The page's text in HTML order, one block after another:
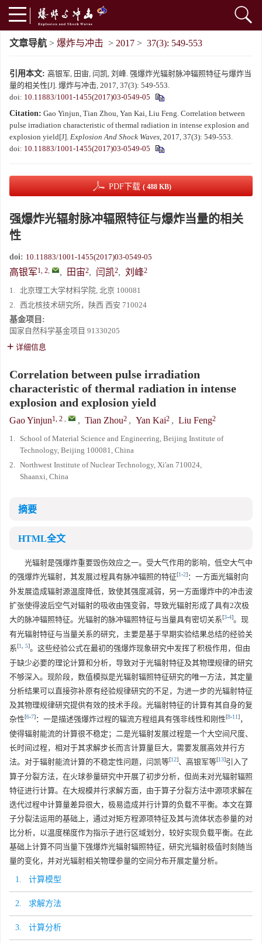
文章导航 > 爆炸与冲击 > 2017 > 37(3): 549-553
引用本文: 高银军, 田宙, 闫凯, 刘峰. 强爆炸光辐射脉冲辐照特征与爆炸当
量的相关性[J]. 爆炸与冲击, 2017, 37(3): 549-553.
doi: 10.11883/1001-1455(2017)03-0549-05
Citation: Gao Yinjun, Tian Zhou, Yan Kai, Liu Feng. Correlation between
pulse irradiation characteristic of thermal radiation in intense explosion and
explosion yield[J]. Explosion And Shock Waves, 2017, 37(3): 549-553.
doi: 10.11883/1001-1455(2017)03-0549-05
PDF下载 ( 488 KB)
强爆炸光辐射脉冲辐照特征与爆炸当量的相关
性
doi: 10.11883/1001-1455(2017)03-0549-05
高银军1, 2, , 田宙2, 闫凯2, 刘峰2
1. 北京理工大学材料学院, 北京 100081
2. 西北核技术研究所，陕西 西安 710024
基金项目:
国家自然科学基金项目 91330205
详细信息
Correlation between pulse irradiation
characteristic of thermal radiation in intense
explosion and explosion yield
Gao Yinjun1, 2 , , Tian Zhou2 , Yan Kai2 , Liu Feng2
1. School of Material Science and Engineering, Beijing Institute of
Technology, Beijing 100081, China
2. Northwest Institute of Nuclear Technology, Xi'an 710024,
Shaanxi, China
摘要
HTML全文
光辐射是强爆炸重要毁伤效应之一。受大气作用的影响，低空大气中
的强爆炸光辐射，其发展过程具有脉冲辐照的特征[1-2]：一方面光辐射向
外发展造成辐射源温度降低，致使其强度减弱，另一方面爆炸中的冲击波
扩张使得波后空气对辐射的吸收由强变弱，导致光辐射形成了具有2次极
大的脉冲辐照特征。光辐射的脉冲辐照特征与当量具有密切关系[3-4]。现
有光辐射特征与当量关系的研究，主要是基于早期实验结果总结的经验关
系[1 5]。这些经验公式在最初的强爆炸现象研究中发挥了积极作用，但由
于缺少必要的理论计算和分析，导致对于光辐射特征及其物理规律的研究
不够深入。现阶段，数值模拟是光辐射辐照特征研究的唯一方法，其定量
分析结果可以直接弥补原有经验规律研究的不足，为进一步的光辐射特征
及其物理规律研究提供有效的技术手段。光辐射特征的计算有其自身的复
杂性[6-7]：一是描述强爆炸过程的辐流方程组具有强非线性和刚性[8-11]，
使得辐射能流的计算很不稳定；二是光辐射发展过程是一个大空间尺度、
长时间过程，相对于其求解步长而言计算量巨大，需要发展高效并行方
法。对于辐射能流计算的不稳定性问题，闫凯等[12]、高银军等[13]引入了
算子分裂方法，在火球参量研究中开展了初步分析，但尚未对光辐射辐照
特征进行计算。在大规模并行求解方面，由于算子分裂方法中源项求解在
迭代过程中计算量差异很大，极易造成并行计算的负载不平衡。本文在算
子分裂法运用的基础上，通过对矩方程源项特征及其与流体状态参量的对
比分析，以温度梯度作为指示子进行区域划分，较好实现负载平衡。在此
基础上计算不同当量下强爆炸光辐射辐照特征，研究光辐射极值时刻随当
量的变化，并对光辐射相关物理参量的空间分布开展定量分析。
1. 计算模型
2. 求解方法
3. 计算分析